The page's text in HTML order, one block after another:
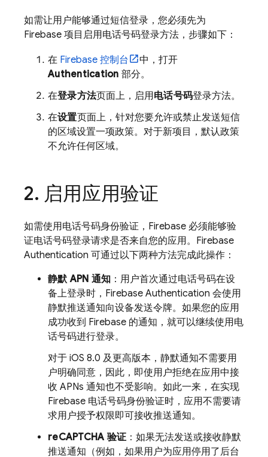
如需让用户能够通过短信登录，您必须先为
Firebase 项目启用电话号码登录方法，步骤如下：
在 Firebase 控制台
中，打开
Authentication 部分。
在登录方法页面上，启用电话号码登录方法。
在设置页面上，针对您要允许或禁止发送短信
的区域设置一项政策。对于新项目，默认政策
不允许任何区域。
启用应用验证
如需使用电话号码身份验证，Firebase 必须能够验
证电话号码登录请求是否来自您的应用。 Firebase
Authentication 可通过以下两种方法完成此操作：
静默 APN 通知 ：用户首次通过电话号码在设
备上登录时， Firebase Authentication 会使用
静默推送通知向设备发送令牌。如果您的应用
成功收到 Firebase 的通知，就可以继续使用电
话号码进行登录。
对于 iOS 8.0 及更高版本，静默通知不需要用
户明确同意，因此，即使用户拒绝在应用中接
收 APNs 通知也不受影响。如此一来，在实现
Firebase 电话号码身份验证时，应用不需要请
求用户授予权限即可接收推送通知。
reCAPTCHA 验证：如果无法发送或接收静默
推送通知（例如，如果用户为应用停用了后台